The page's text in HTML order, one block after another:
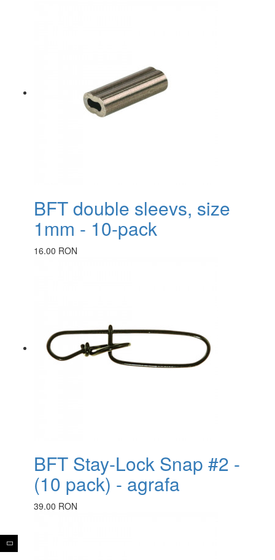
BFT double sleevs, size
1mm - 10-pack
16.00 RON
BFT Stay-Lock Snap #2 -
(10 pack) - agrafa
39.00 RON